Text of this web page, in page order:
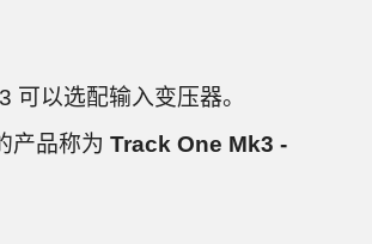
可以选配输入变压器。
产品称为 Track One Mk3 -